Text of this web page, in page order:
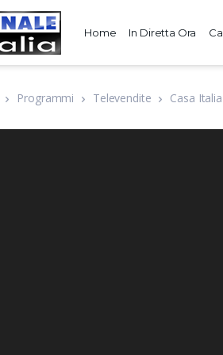
Home In Diretta Ora
Programmi Televendite Casa Italia